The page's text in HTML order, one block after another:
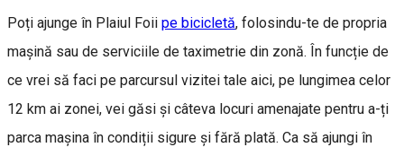
Poți ajunge în Plaiul Foii pe bicicletă, folosindu-te de propria
mașină sau de serviciile de taximetrie din zonă. În funcție de
ce vrei să faci pe parcursul vizitei tale aici, pe lungimea celor
12 km ai zonei, vei găsi și câteva locuri amenajate pentru a-ți
parca mașina în condiții sigure și fără plată. Ca să ajungi în